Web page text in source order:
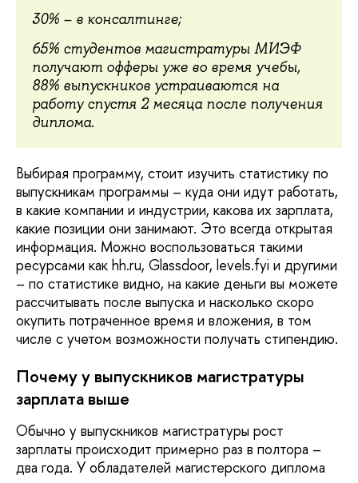
30% – в консалтинге;
65% студентов магистратуры МИЭФ
получают офферы уже во время учебы,
88% выпускников устраиваются на
работу спустя 2 месяца после получения
диплома.
Выбирая программу, стоит изучить статистику по
выпускникам программы – куда они идут работать,
в какие компании и индустрии, какова их зарплата,
какие позиции они занимают. Это всегда открытая
информация. Можно воспользоваться такими
ресурсами как hh.ru, Glassdoor, levels.fyi и другими
– по статистике видно, на какие деньги вы можете
рассчитывать после выпуска и насколько скоро
окупить потраченное время и вложения, в том
числе с учетом возможности получать стипендию.
Почему у выпускников магистратуры
зарплата выше
Обычно у выпускников магистратуры рост
зарплаты происходит примерно раз в полтора –
два года. У обладателей магистерского диплома